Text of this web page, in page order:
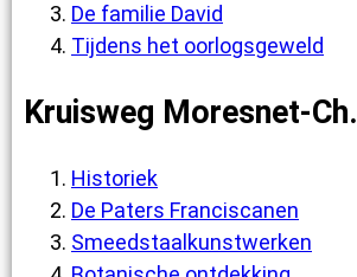
De familie David
Tijdens het oorlogsgeweld
Kruisweg Moresnet-Ch.
Historiek
De Paters Franciscanen
Smeedstaalkunstwerken